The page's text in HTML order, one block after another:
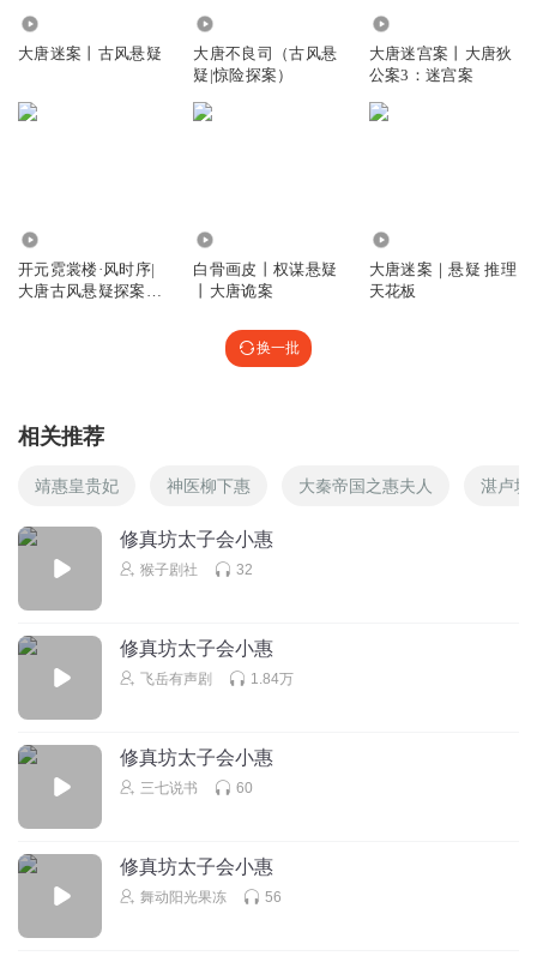
大唐迷案丨古风悬疑
大唐不良司（古风悬
疑|惊险探案）
大唐迷宫案丨大唐狄
公案3：迷宫案
开元霓裳楼·风时序|
大唐古风悬疑探案剧|
白骨画皮丨权谋悬疑
丨大唐诡案
大唐迷案｜悬疑 推理
天花板
换一批
相关推荐
靖惠皇贵妃 神医柳下惠 大秦帝国之惠夫人 湛卢坊
修真坊太子会小惠
猴子剧社 32
修真坊太子会小惠
飞岳有声剧 1.84万
修真坊太子会小惠
三七说书 60
修真坊太子会小惠
舞动阳光果冻 56